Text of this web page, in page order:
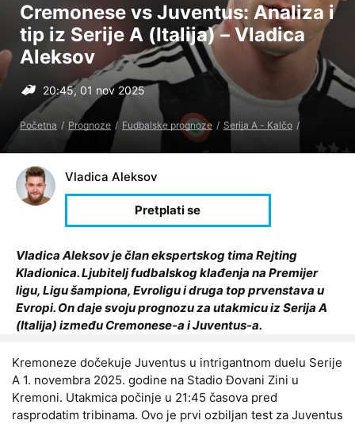
Cremonese vs Juventus: Analiza i
tip iz Serije A (Italija) – Vladica
Aleksov
20:45, 01 nov 2025
Početna Prognoze Fudbalske prognoze Serija A - Kalčo
Vladica Aleksov
Vladica Aleksov je član ekspertskog tima Rejting
Kladionica. Ljubitelj fudbalskog klađenja na Premijer
ligu, Ligu šampiona, Evroligu i druga top prvenstava u
Evropi. On daje svoju prognozu za utakmicu iz Serija A
(Italija) između Cremonese-a i Juventus-a.
Kremoneze dočekuje Juventus u intrigantnom duelu Serije
A 1. novembra 2025. godine na Stadio Đovani Zini u
Kremoni. Utakmica počinje u 21:45 časova pred
rasprodatim tribinama. Ovo je prvi ozbiljan test za Juventus